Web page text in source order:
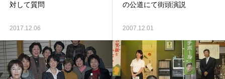
対して質問
2017.12.06
の公道にて街頭演説
2007.12.01